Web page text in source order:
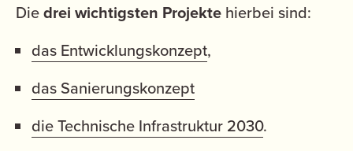
Diedrei wichtigsten Projekte hierbei sind:
das Entwicklungskonzept,
das Sanierungskonzept
die Technische Infrastruktur 2030.